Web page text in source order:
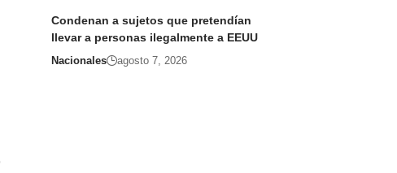
Condenan a sujetos que pretendían
llevar a personas ilegalmente a EEUU
Nacionales agosto 7, 2026